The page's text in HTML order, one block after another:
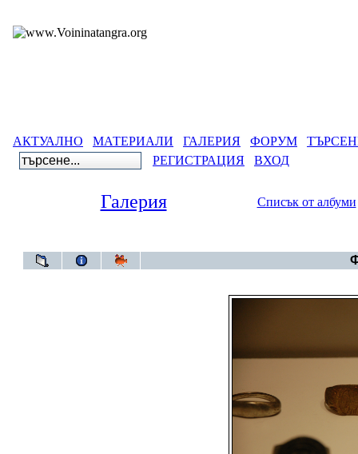
АКТУАЛНО МАТЕРИАЛИ ГАЛЕРИЯ ФОРУМ
РЕГИСТРАЦИЯ
ВХОД
Галерия Списък от албуми